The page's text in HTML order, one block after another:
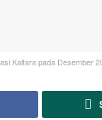
Kaltara pada Desember